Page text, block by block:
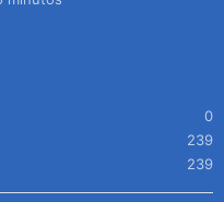
0
239
239